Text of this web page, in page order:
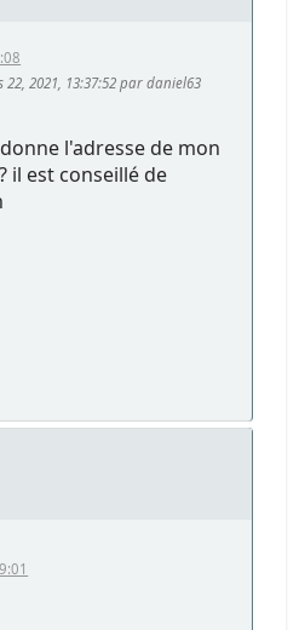
22, 2021, 13:37:52 par daniel63
l'adresse de mon
il est conseillé de